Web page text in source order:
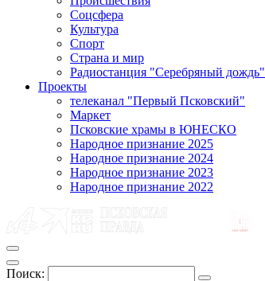
Соцсфера
Культура
Спорт
Страна и мир
Радиостанция "Серебряный дождь"
Проекты
телеканал "Первый Псковский"
Маркет
Псковские храмы в ЮНЕСКО
Народное признание 2025
Народное признание 2024
Народное признание 2023
Народное признание 2022
Поиск: